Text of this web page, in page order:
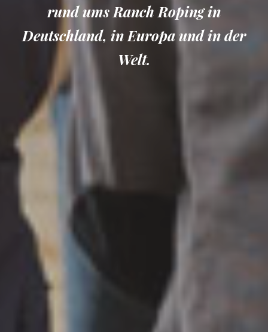
rund ums Ranch Roping in
Deutschland, in Europa und in der
Welt.